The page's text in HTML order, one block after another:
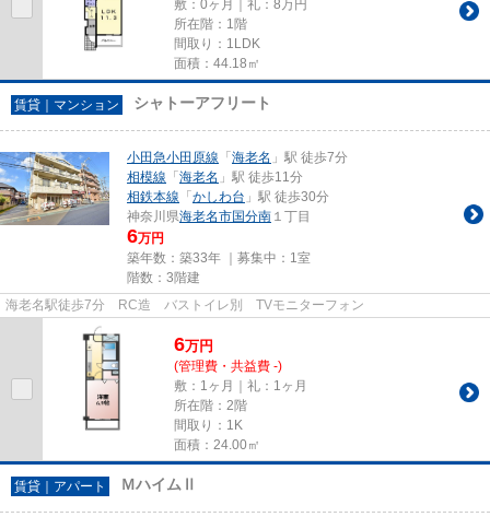
敷：0ヶ月｜礼：8万円
所在階：1階
間取り：1LDK
面積：44.18㎡
賃貸｜マンション シャトーアフリート
小田急小田原線 「海老名 」駅 徒歩7分
相模線 「海老名 」駅 徒歩11分
相鉄本線 「かしわ台 」駅 徒歩30分
神奈川県海老名市国分南 １丁目
6万円
築年数：築33年 ｜募集中： 1室
階数：3階建
海老名駅徒歩7分 RC造 バストイレ別 TVモニターフォン
6万円
(管理費・共益費 -)
敷：1ヶ月｜礼：1ヶ月
所在階：2階
間取り：1K
面積：24.00㎡
賃貸｜アパート ＭハイムⅡ